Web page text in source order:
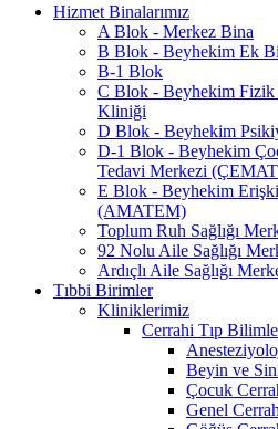
Hizmet Binalarımız
A Blok - Merkez Bina
B Blok - Beyhekim Ek
B-1 Blok
C Blok - Beyhekim Fizik
Kliniği
D Blok - Beyhekim
D-1 Blok - Beyhekim
Tedavi Merkezi
E Blok - Beyhekim
(AMATEM)
Toplum Ruh Sağlığı
92 Nolu Aile Sağlığı
Ardıçlı Aile Sağlığı
Tıbbi Birimler
Kliniklerimiz
Cerrahi Tıp
Beyin ve
Çocuk
Genel